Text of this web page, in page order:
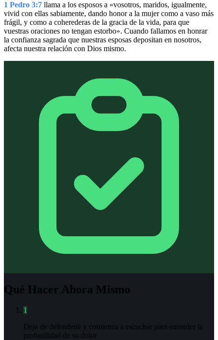
1 Pedro 3:7 llama a los esposos a «vosotros, maridos, igualmente,
vivid con ellas sabiamente, dando honor a la mujer como a vaso más
frágil, y como a coherederas de la gracia de la vida, para que
vuestras oraciones no tengan estorbo». Cuando fallamos en honrar
la confianza sagrada que nuestras esposas depositan en nosotros,
afecta nuestra relación con Dios mismo.
Qué Hacer Ahora Mismo
1
Deja de defenderte y comienza a escuchar para entender la
profundidad de su dolor